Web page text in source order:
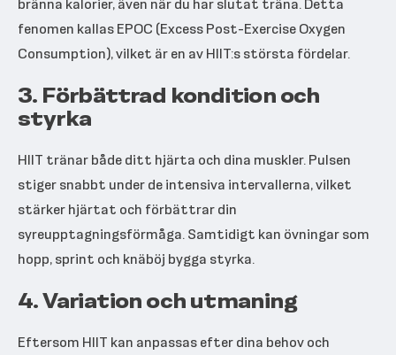
fenomen kallas EPOC (Excess Post-Exercise Oxygen
Consumption), vilket är en av HIIT:s största fördelar.
3. Förbättrad kondition och
styrka
HIIT tränar både ditt hjärta och dina muskler. Pulsen
stiger snabbt under de intensiva intervallerna, vilket
stärker hjärtat och förbättrar din
syreupptagningsförmåga. Samtidigt kan övningar som
hopp, sprint och knäböj bygga styrka.
4.Variation och utmaning
Eftersom HIIT kan anpassas efter dina behov och